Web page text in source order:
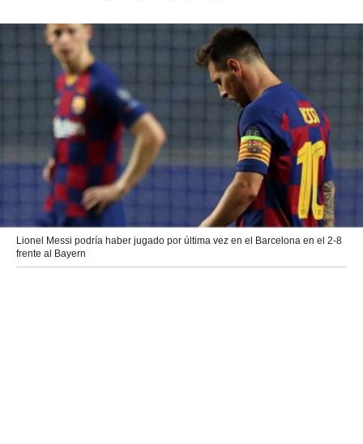
Lionel Messi podría haber jugado por última vez en el Barcelona en el 2-8
frente al Bayern